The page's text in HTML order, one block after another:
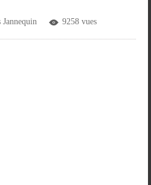
Jannequin 9258 vues